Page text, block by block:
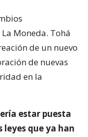
Moneda. Tohá
de un nuevo
de nuevas
en la
estar puesta
que ya han